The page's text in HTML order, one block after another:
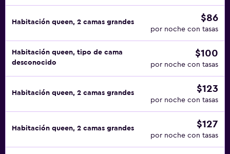
Habitación queen, 2 camas grandes $86
por noche con tasas
Habitación queen, tipo de cama
desconocido
$100
por noche con tasas
Habitación queen, 2 camas grandes $123
por noche con tasas
Habitación queen, 2 camas grandes $127
por noche con tasas